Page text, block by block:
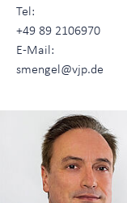
Tel:
+49 89 2106970
E-Mail:
smengel@vjp.de